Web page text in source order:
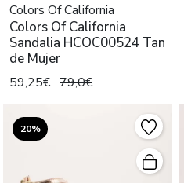
Colors Of California
Colors Of California
Sandalia HCOC00524 Tan
de Mujer
59,25€ 79,0€
20%